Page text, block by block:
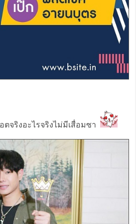
จริงอะไรจริงไม่มีเสื่อมซา